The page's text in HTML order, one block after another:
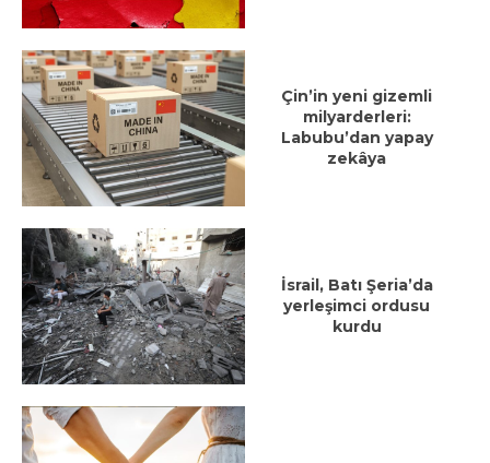
Çin’in yeni gizemli
milyarderleri:
Labubu’dan yapay
zekâya
İsrail, Batı Şeria’da
yerleşimci ordusu
kurdu